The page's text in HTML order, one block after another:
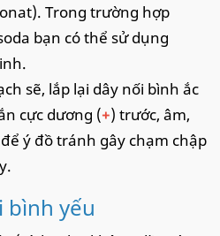
Trong trường hợp
bạn có thể sử dụng
sẽ, lắp lại dây nối bình ắc
cực dương (+) trước, âm,
ý đồ tránh gây chạm chập
bình yếu